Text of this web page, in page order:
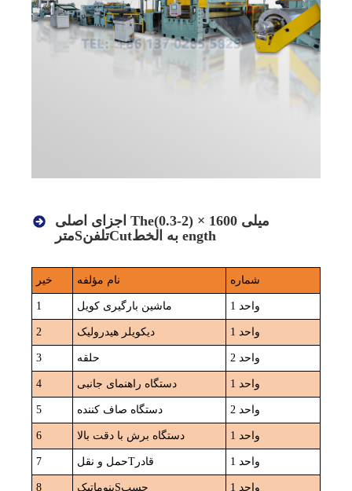
اجزای اصلی The(0.3-2) × 1600 میلی
مترSتلفنCut به ال خط ength
خیر نام مؤلفه شماره
1 ماشین بارگیری کویل 1 واحد
2 دیکویلر هیدرولیک 1 واحد
3 حلقه 2 واحد
4 دستگاه راهنمای جانبی 1 واحد
5 دستگاه صاف کننده 2 واحد
6 دستگاه برش با دقت بالا 1 واحد
7 حمل و نقلT قادر 1 واحد
8 پنوماتیکSچسب 1 واحد